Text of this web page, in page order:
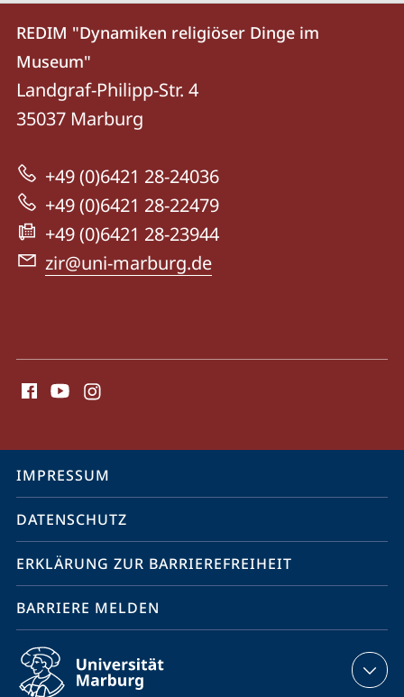
Kontakt
und
Informationen
zur
Website
REDIM
"Dynamiken
religiöser
im
Museum"
REDIM "Dynamiken religiöser Dinge im
Museum"
Landgraf-Philipp-Str. 4
35037 Marburg
+49 (0)6421 28-24036
+49 (0)6421 28-22479
+49 (0)6421 28-23944
zir@uni-marburg.de
Media
Service-
Navigation
IMPRESSUM
DATENSCHUTZ
ERKLÄRUNG ZUR BARRIEREFREIHEIT
BARRIERE MELDEN